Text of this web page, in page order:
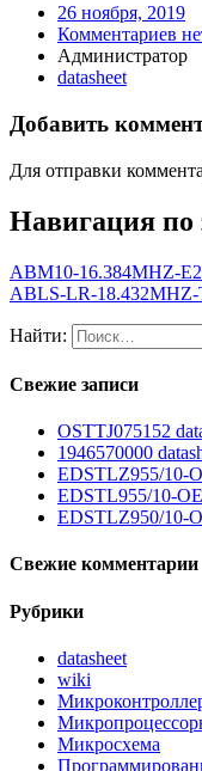
26 ноября, 2019
Комментариев
Администратор
datasheet
Добавить
Для отправки
Навигация по
ABM10-16.384MHZ-
ABLS-LR-18.432MHZ-
Найти:
Свежие записи
OSTTJ075152
1946570000
EDSTLZ955/10-
EDSTL955/10-OE
EDSTLZ950/10-
Свежие комментарии
Рубрики
datasheet
wiki
Микросхема